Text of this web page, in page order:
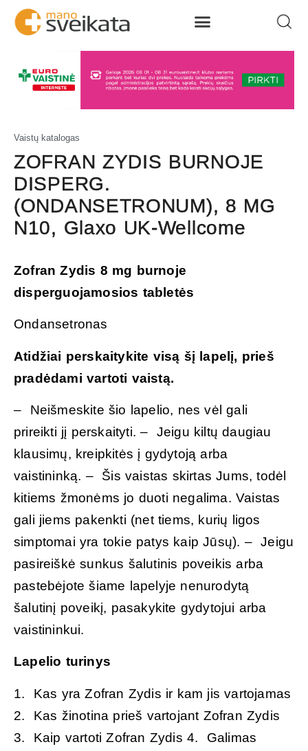
Vaistų katalogas
ZOFRAN ZYDIS BURNOJE
DISPERG.
(ONDANSETRONUM), 8 MG
N10, Glaxo UK-Wellcome
Zofran Zydis 8 mg burnoje
disperguojamosios tabletės
Ondansetronas
Atidžiai perskaitykite visą šį lapelį, prieš
pradėdami vartoti vaistą.
– Neišmeskite šio lapelio, nes vėl gali
prireikti jį perskaityti. – Jeigu kiltų daugiau
klausimų, kreipkitės į gydytoją arba
vaistininką. – Šis vaistas skirtas Jums, todėl
kitiems žmonėms jo duoti negalima. Vaistas
gali jiems pakenkti (net tiems, kurių ligos
simptomai yra tokie patys kaip Jūsų). – Jeigu
pasireiškė sunkus šalutinis poveikis arba
pastebėjote šiame lapelyje nenurodytą
šalutinį poveikį, pasakykite gydytojui arba
vaistininkui.
Lapelio turinys
1. Kas yra Zofran Zydis ir kam jis vartojamas
2. Kas žinotina prieš vartojant Zofran Zydis
3. Kaip vartoti Zofran Zydis 4. Galimas